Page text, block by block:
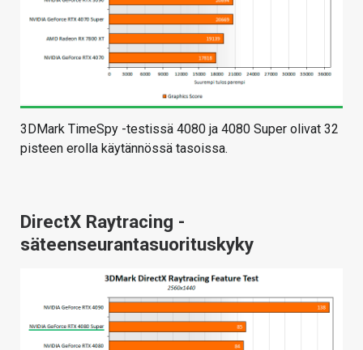
3DMark TimeSpy -testissä 4080 ja 4080 Super olivat 32
pisteen erolla käytännössä tasoissa.
DirectX Raytracing -
säteenseurantasuorituskyky